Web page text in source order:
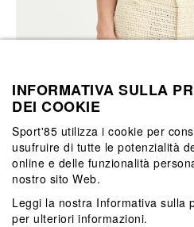
INFORMATIVA SULLA
DEI COOKIE
Sport'85 utilizza i cookie per
usufruire di tutte le potenzialità
online e delle funzionalità
nostro sito Web.
Leggi la nostra Informativa sulla
per ulteriori informazioni.